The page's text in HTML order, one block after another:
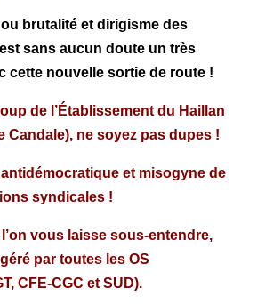
brutalité et dirigisme des
sans aucun doute un très
cette nouvelle sortie de route !
de l’Établissement du Haillan
Candale), ne soyez pas dupes !
et misogyne de
syndicales !
vous laisse sous-entendre,
par toutes les OS
CFE-CGC et SUD).